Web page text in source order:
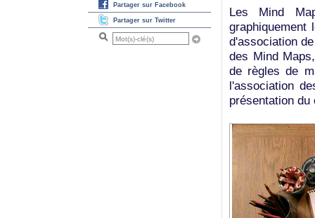
Partager sur Facebook
Partager sur Twitter
Les Mind
d'association
des Mind
de règles de
l'association
présentation du